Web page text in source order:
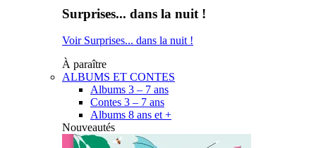
Surprises... dans la nuit !
Voir Surprises... dans la nuit !
À paraître
ALBUMS ET CONTES
Albums 3 – 7 ans
Contes 3 – 7 ans
Albums 8 ans et +
Nouveautés